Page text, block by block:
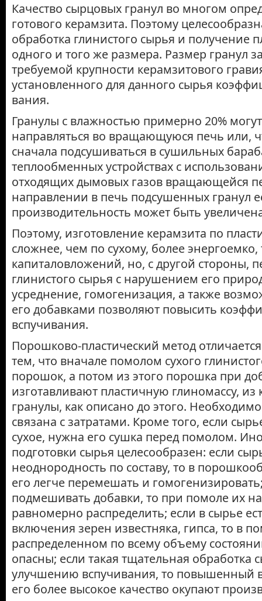
Качество сырцовых гранул во многом
готового керамзита. Поэтому
обработка глинистого сырья и получение
одного и того же размера. Размер гранул
требуемой крупности керамзитового
установленного для данного сырья
вания.
Гранулы с влажностью примерно 20%
направляться во вращающуюся печь или,
сначала подсушиваться в сушильных
теплообменных устройствах с
отходящих дымовых газов вращающейся
направлении в печь подсушенных гранул
производительность может быть
Поэтому, изготовление керамзита по
сложнее, чем по сухому, более
капиталовложений, но, с другой стороны,
глинистого сырья с нарушением его
усреднение, гомогенизация, а так­же
его добавками позволяют повысить
вспучивания.
Порошково-пластический метод
тем, что вначале помолом сухого
порошок, а потом из этого по­рошка при
изготавливают пластичную глиномассу,
гранулы, как описано до этого.
связана с затрата­ми. Кроме того, если
сухое, нужна его сушка перед помолом.
подготовки сырья целесообразен: если
неоднородность по составу, то в
его легче перемешать и
подмешивать добавки, то при помоле их
равномерно распределить; если в сырье
включения зерен известняка, гипса, то в
распределенном по всему объему
опасны; если такая тщательная обработка
улучшению вспучивания, то повышенный
его более высокое качество окупают